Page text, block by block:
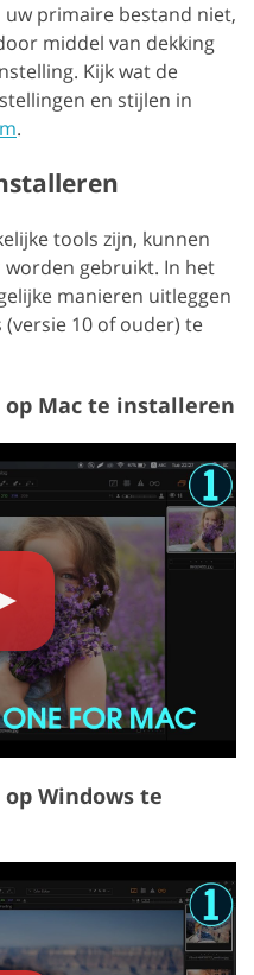
primaire bestand niet,
middel van dekking
Kijk wat de
en stijlen in
.
tools zijn, kunnen
worden gebruikt. In het
manieren uitleggen
10 of ouder) te
Mac te installeren
Windows te